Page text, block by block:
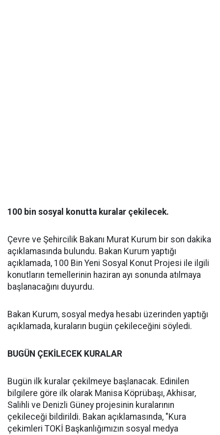
100 bin sosyal konutta kuralar çekilecek.
Çevre ve Şehircilik Bakanı Murat Kurum bir son dakika
açıklamasında bulundu. Bakan Kurum yaptığı
açıklamada, 100 Bin Yeni Sosyal Konut Projesi ile ilgili
konutların temellerinin haziran ayı sonunda atılmaya
başlanacağını duyurdu.
Bakan Kurum, sosyal medya hesabı üzerinden yaptığı
açıklamada, kuraların bugün çekileceğini söyledi.
BUGÜN ÇEKİLECEK KURALAR
Bugün ilk kuralar çekilmeye başlanacak. Edinilen
bilgilere göre ilk olarak Manisa Köprübaşı, Akhisar,
Salihli ve Denizli Güney projesinin kuralarının
çekileceği bildirildi. Bakan açıklamasında, "Kura
çekimleri TOKİ Başkanlığımızın sosyal medya